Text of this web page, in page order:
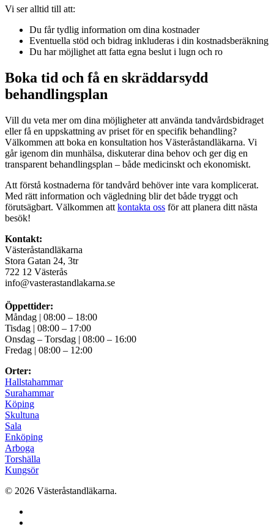
Vi ser alltid till att:
Du får tydlig information om dina kostnader
Eventuella stöd och bidrag inkluderas i din kostnadsberäkning
Du har möjlighet att fatta egna beslut i lugn och ro
Boka tid och få en skräddarsydd
behandlingsplan
Vill du veta mer om dina möjligheter att använda tandvårdsbidraget
eller få en uppskattning av priset för en specifik behandling?
Välkommen att boka en konsultation hos Västeråstandläkarna. Vi
går igenom din munhälsa, diskuterar dina behov och ger dig en
transparent behandlingsplan – både medicinskt och ekonomiskt.
Att förstå kostnaderna för tandvård behöver inte vara komplicerat.
Med rätt information och vägledning blir det både tryggt och
förutsägbart. Välkommen att kontakta oss för att planera ditt nästa
besök!
Kontakt:
Västeråstandläkarna
Stora Gatan 24, 3tr
722 12 Västerås
info@vasterastandlakarna.se
Öppettider:
Måndag | 08:00 – 18:00
Tisdag | 08:00 – 17:00
Onsdag – Torsdag | 08:00 – 16:00
Fredag | 08:00 – 12:00
Orter:
Hallstahammar
Surahammar
Köping
Skultuna
Sala
Enköping
Arboga
Torshälla
Kungsör
© 2026 Västeråstandläkarna.